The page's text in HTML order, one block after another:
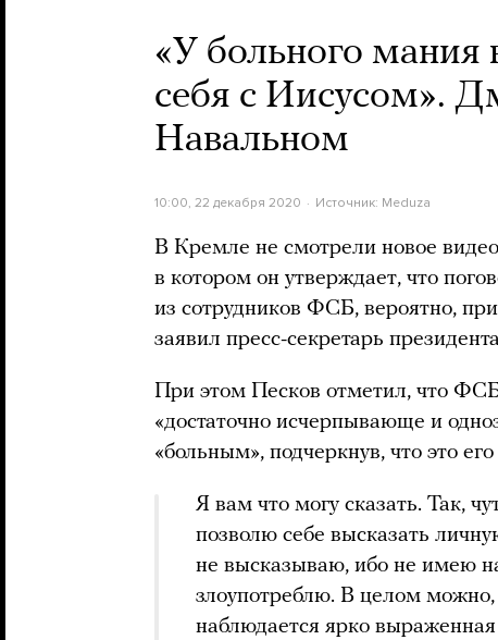
«У больного мания
себя с Иисусом».
Навальном
10:00, 22 декабря 2020 Источник: Meduza
В Кремле не смотрели новое
в котором он утверждает, что
из сотрудников ФСБ, вероятно,
заявил пресс-секретарь
При этом Песков отметил, что
«достаточно исчерпывающе и
«больным», подчеркнув, что это
Я вам что могу сказать. Так,
позволю себе высказать
не высказываю, ибо не имею
злоупотреблю. В целом можно,
наблюдается ярко